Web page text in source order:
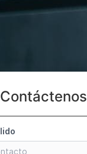
Contáctenos